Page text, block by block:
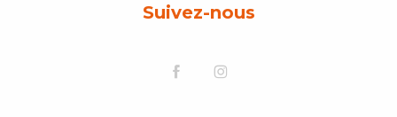
Suivez-nous